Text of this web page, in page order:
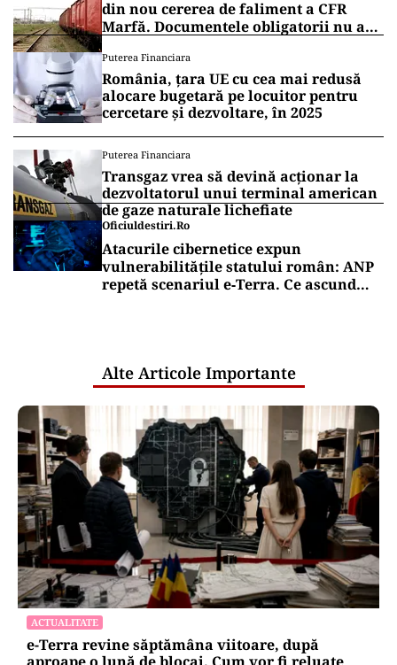
din nou cererea de faliment a CFR
Marfă. Documentele obligatorii nu au
Puterea Financiara
România, țara UE cu cea mai redusă
alocare bugetară pe locuitor pentru
cercetare și dezvoltare, în 2025
Puterea Financiara
Transgaz vrea să devină acționar la
dezvoltatorul unui terminal american
de gaze naturale lichefiate
Oficiuldestiri.ro
Atacurile cibernetice expun
vulnerabilitățile statului român: ANP
repetă scenariul e‑Terra. Ce ascund
Alte Articole Importante
ACTUALITATE
e-Terra revine săptămâna viitoare, după